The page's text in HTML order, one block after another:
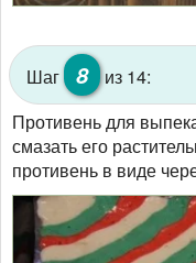
Шаг 8
из 14:
Противень для
смазать его
противень в виде